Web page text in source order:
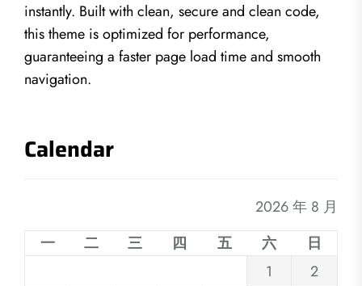
instantly. Built with clean, secure and clean code,
this theme is optimized for performance,
guaranteeing a faster page load time and smooth
navigation.
Calendar
2026 年 8 月
一
二 三 四 五 六
日
1
2